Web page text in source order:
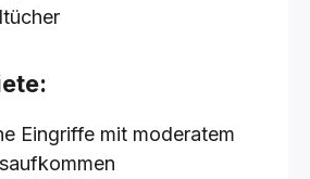
Eingriffe mit moderatem